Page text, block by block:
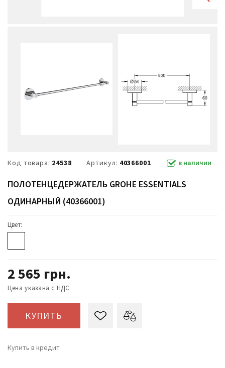
Код товара: 24538 Артикул: 40366001 в наличии
ПОЛОТЕНЦЕДЕРЖАТЕЛЬ GROHE ESSENTIALS
ОДИНАРНЫЙ (40366001)
Цвет:
2 565 грн.
Цена указана с НДС
КУПИТЬ
Купить в кредит